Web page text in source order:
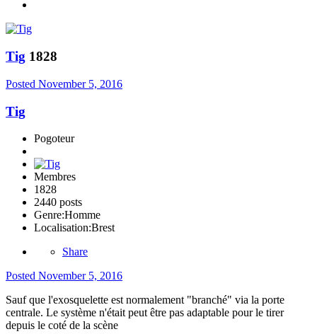
Tig 1828
Posted November 5, 2016
Tig
Pogoteur
Membres
1828
2440 posts
Genre:Homme
Localisation:Brest
Share
Posted November 5, 2016
Sauf que l'exosquelette est normalement "branché" via la porte
centrale. Le système n'était peut être pas adaptable pour le tirer
depuis le coté de la scène